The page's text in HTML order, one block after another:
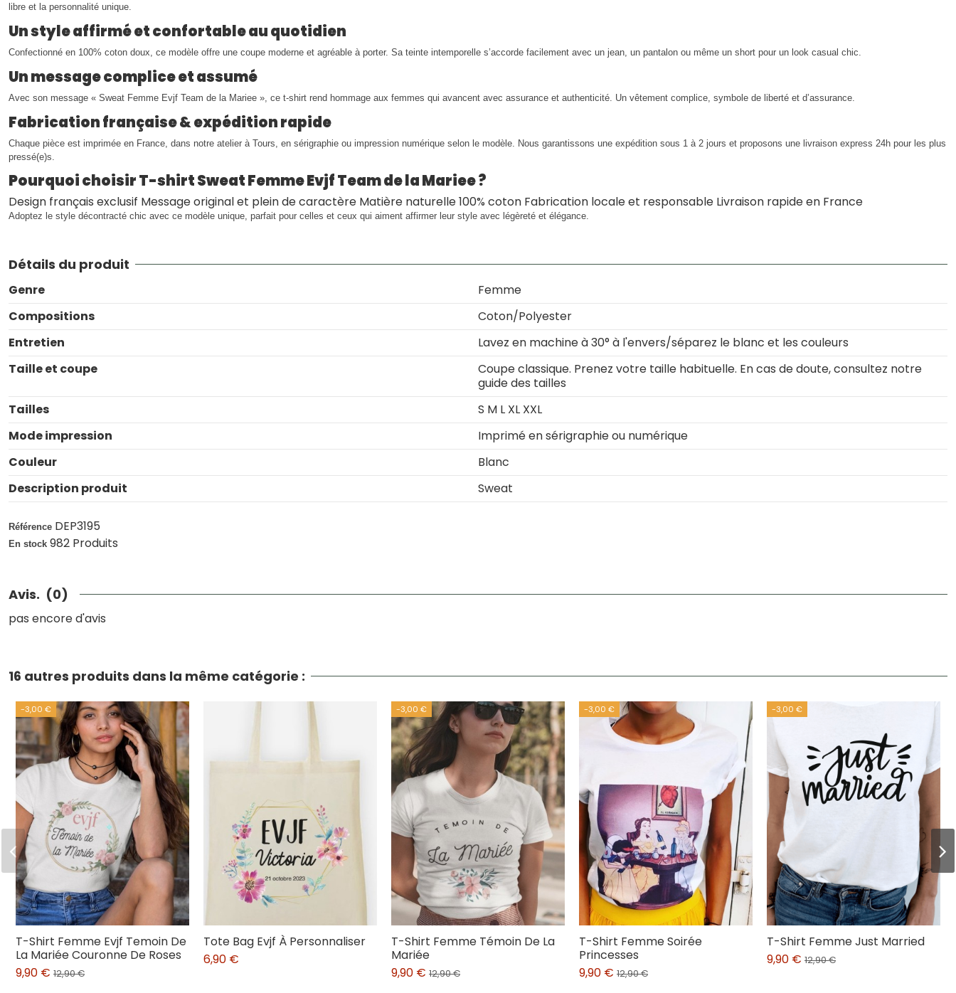
libre et la personnalité unique.
Un style affirmé et confortable au quotidien
Confectionné en 100% coton doux, ce modèle offre une coupe moderne et agréable à porter. Sa teinte intemporelle s’accorde facilement avec un jean, un pantalon ou même un short pour un look casual chic.
Un message complice et assumé
Avec son message « Sweat Femme Evjf Team de la Mariee », ce t-shirt rend hommage aux femmes qui avancent avec assurance et authenticité. Un vêtement complice, symbole de liberté et d’assurance.
Fabrication française & expédition rapide
Chaque pièce est imprimée en France, dans notre atelier à Tours, en sérigraphie ou impression numérique selon le modèle. Nous garantissons une expédition sous 1 à 2 jours et proposons une livraison express 24h pour les plus
pressé(e)s.
Pourquoi choisir T-shirt Sweat Femme Evjf Team de la Mariee ?
Design français exclusif Message original et plein de caractère Matière naturelle 100% coton Fabrication locale et responsable Livraison rapide en France
Adoptez le style décontracté chic avec ce modèle unique, parfait pour celles et ceux qui aiment affirmer leur style avec légèreté et élégance.
Détails du produit
Genre
Femme
Compositions
Coton/Polyester
Entretien
Lavez en machine à 30° à l'envers/séparez le blanc et les couleurs
Taille et coupe
Coupe classique. Prenez votre taille habituelle. En cas de doute, consultez notre
guide des tailles
Tailles
S M L XL XXL
Mode impression
Imprimé en sérigraphie ou numérique
Couleur
Blanc
Description produit
Sweat
Référence DEP3195
En stock 982 Produits
Avis. (0)
pas encore d'avis
16 autres produits dans la même catégorie :
-3,00 €
T-Shirt Femme Evjf Temoin De
La Mariée Couronne De Roses
9,90 € 12,90 €
Tote Bag Evjf À Personnaliser
6,90 €
-3,00 €
T-Shirt Femme Témoin De La
Mariée
9,90 € 12,90 €
-3,00 €
T-Shirt Femme Soirée
Princesses
9,90 € 12,90 €
-3,00 €
T-Shirt Femme Just Married
9,90 € 12,90 €